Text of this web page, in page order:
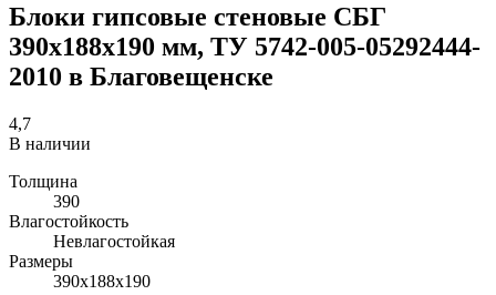
Блоки гипсовые стеновые СБГ
390х188х190 мм, ТУ 5742-005-05292444-
2010 в Благовещенске
4,7
В наличии
Толщина
390
Влагостойкость
Невлагостойкая
Размеры
390х188х190